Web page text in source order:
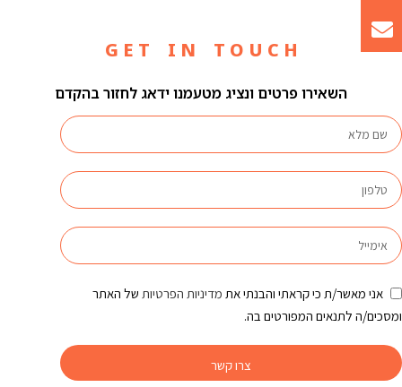
G E T I N T O U C H
השאירו פרטים ונציג מטעמנו ידאג לחזור בהקדם
אני מאשר/ת כי קראתי והבנתי את מדיניות הפרטיות של האתר
ומסכים/ה לתנאים המפורטים בה.
צרו קשר